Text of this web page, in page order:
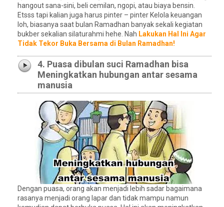
hangout sana-sini, beli cemilan, ngopi, atau biaya bensin.
Etsss tapi kalian juga harus pinter – pinter Kelola keuangan
loh, biasanya saat bulan Ramadhan banyak sekali kegiatan
bukber sekalian silaturahmi hehe. Nah Lakukan Hal Ini Agar
Tidak Tekor Buka Bersama di Bulan Ramadhan!
4. Puasa dibulan suci Ramadhan bisa
Meningkatkan hubungan antar sesama
manusia
Dengan puasa, orang akan menjadi lebih sadar bagaimana
rasanya menjadi orang lapar dan tidak mampu namun